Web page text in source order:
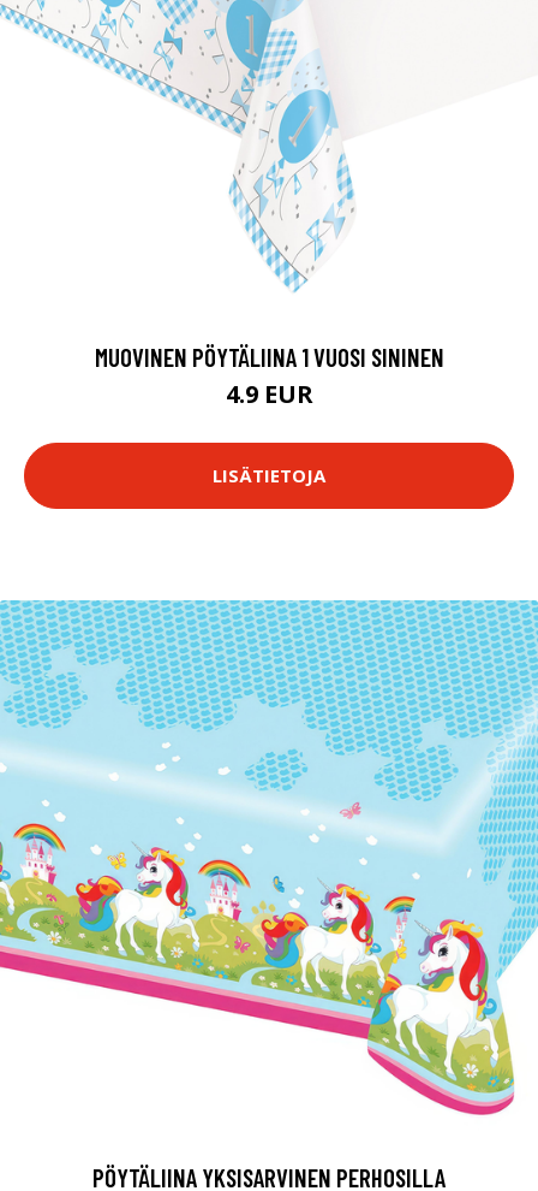
MUOVINEN PÖYTÄLIINA 1 VUOSI SININEN
4.9 EUR
LISÄTIETOJA
PÖYTÄLIINA YKSISARVINEN PERHOSILLA